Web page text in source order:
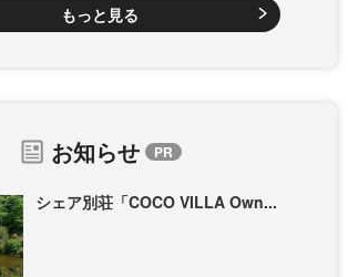
もっと見る
お知らせ
シェア別荘「COCO VILLA Own...